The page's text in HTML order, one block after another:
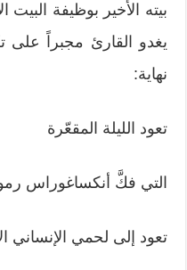
بيته الأخير بوظيفة البيت
يغدو القارئ مجبراً على
نهاية:
تعود الليلة المقعّرة
التي فكَّ أنكساغوراس
تعود إلى لحمي الإنساني